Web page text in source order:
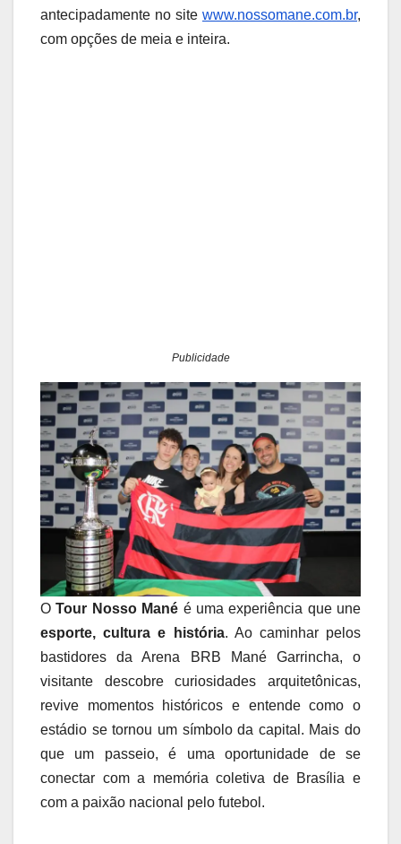
antecipadamente no site www.nossomane.com.br,
com opções de meia e inteira.
Publicidade
OTour Nosso Mané é uma experiência que une
esporte, cultura e história. Ao caminhar pelos
bastidores da Arena BRB Mané Garrincha, o
visitante descobre curiosidades arquitetônicas,
revive momentos históricos e entende como o
estádio se tornou um símbolo da capital. Mais do
que um passeio, é uma oportunidade de se
conectar com a memória coletiva de Brasília e
com a paixão nacional pelo futebol.